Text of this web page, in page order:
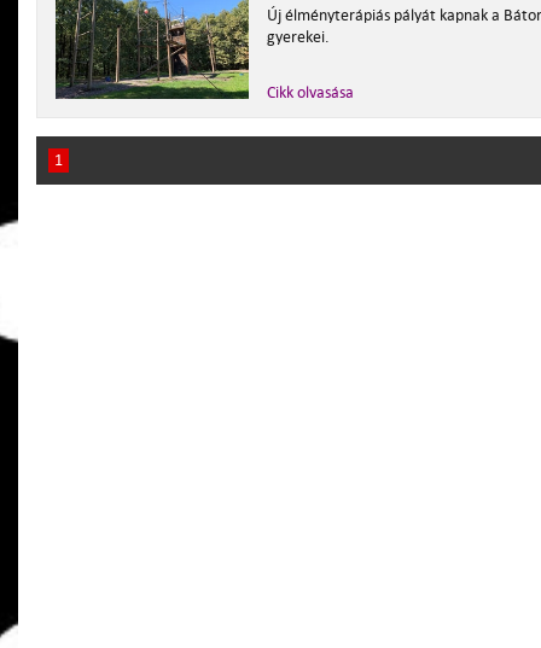
Új élményterápiás pályát kapnak a
gyerekei.
Cikk olvasása
1